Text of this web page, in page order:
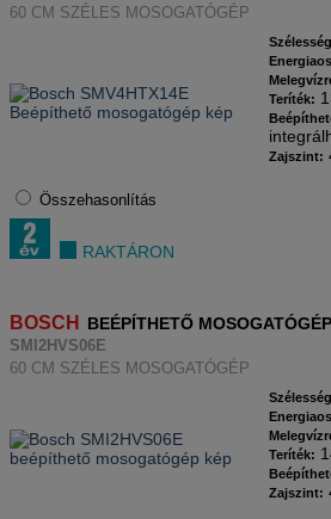
60 CM SZÉLES MOSOGATÓGÉP
Teríték:
Zajszint:
Összehasonlítás
RAKTÁRON
BOSCH BEÉPÍTHETŐ MOSOGATÓGÉP
SMI2HVS06E
60 CM SZÉLES MOSOGATÓGÉP
Teríték:
Zajszint: